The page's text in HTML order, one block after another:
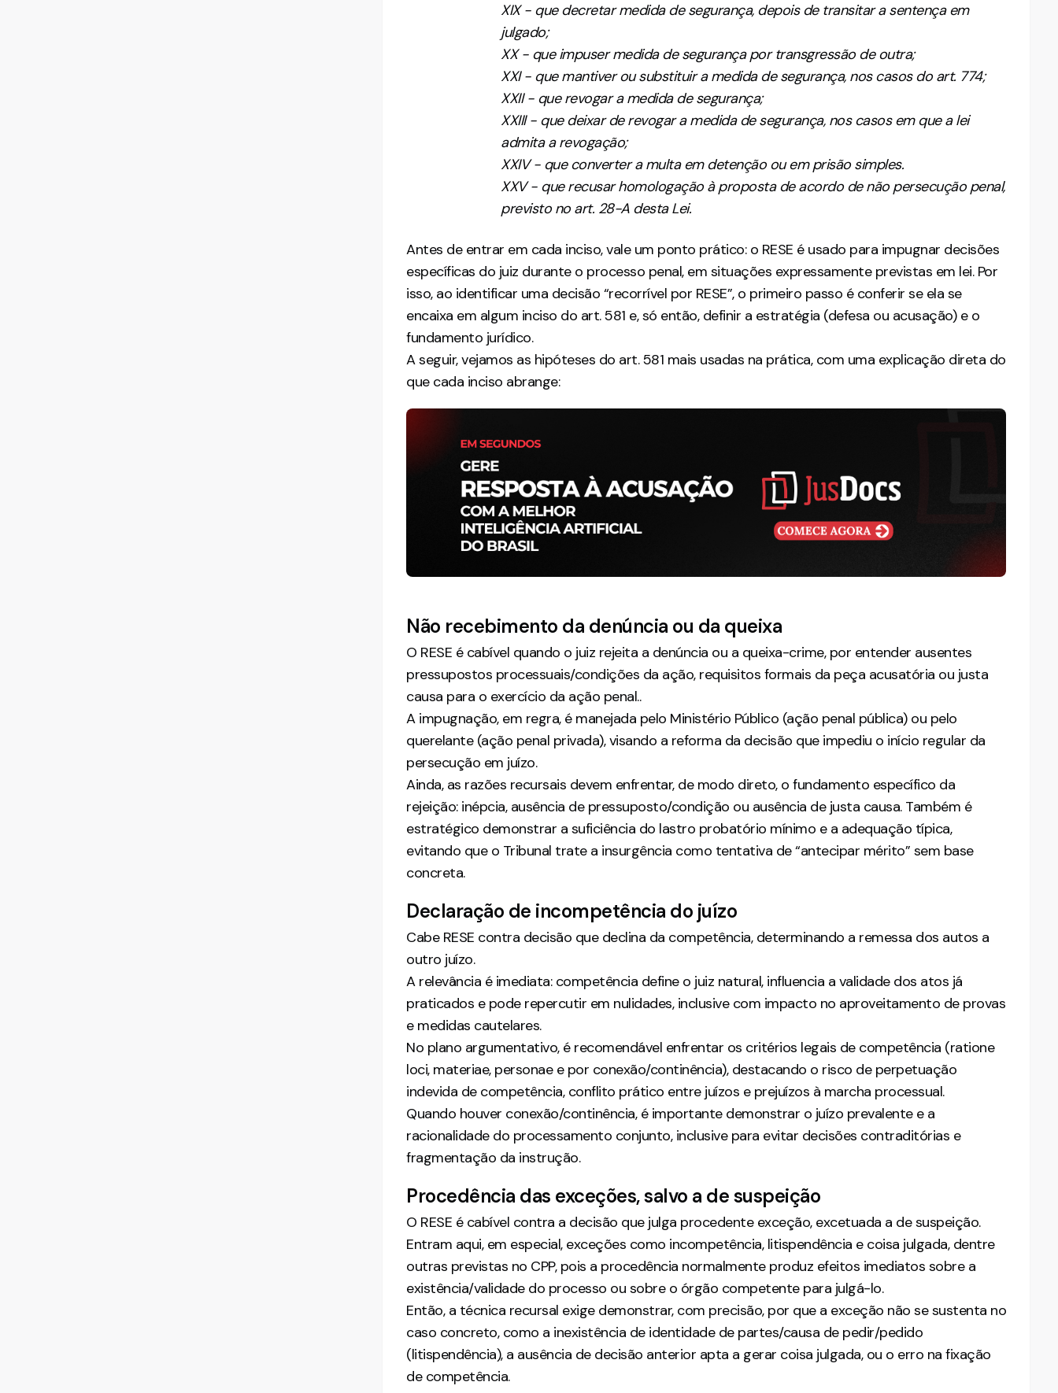
XIX - que decretar medida de segurança, depois de transitar a sentença em
julgado;
XX - que impuser medida de segurança por transgressão de outra;
XXI - que mantiver ou substituir a medida de segurança, nos casos do art. 774;
XXII - que revogar a medida de segurança;
XXIII - que deixar de revogar a medida de segurança, nos casos em que a lei
admita a revogação;
XXIV - que converter a multa em detenção ou em prisão simples.
XXV - que recusar homologação à proposta de acordo de não persecução penal,
previsto no art. 28-A desta Lei.
Antes de entrar em cada inciso, vale um ponto prático: o RESE é usado para impugnar decisões
específicas do juiz durante o processo penal, em situações expressamente previstas em lei. Por
isso, ao identificar uma decisão “recorrível por RESE”, o primeiro passo é conferir se ela se
encaixa em algum inciso do art. 581 e, só então, definir a estratégia (defesa ou acusação) e o
fundamento jurídico.
A seguir, vejamos as hipóteses do art. 581 mais usadas na prática, com uma explicação direta do
que cada inciso abrange:
Não recebimento da denúncia ou da queixa
O RESE é cabível quando o juiz rejeita a denúncia ou a queixa-crime, por entender ausentes
pressupostos processuais/condições da ação, requisitos formais da peça acusatória ou justa
causa para o exercício da ação penal..
A impugnação, em regra, é manejada pelo Ministério Público (ação penal pública) ou pelo
querelante (ação penal privada), visando a reforma da decisão que impediu o início regular da
persecução em juízo.
Ainda, as razões recursais devem enfrentar, de modo direto, o fundamento específico da
rejeição: inépcia, ausência de pressuposto/condição ou ausência de justa causa. Também é
estratégico demonstrar a suficiência do lastro probatório mínimo e a adequação típica,
evitando que o Tribunal trate a insurgência como tentativa de “antecipar mérito” sem base
concreta.
Declaração de incompetência do juízo
Cabe RESE contra decisão que declina da competência, determinando a remessa dos autos a
outro juízo.
A relevância é imediata: competência define o juiz natural, influencia a validade dos atos já
praticados e pode repercutir em nulidades, inclusive com impacto no aproveitamento de provas
e medidas cautelares.
No plano argumentativo, é recomendável enfrentar os critérios legais de competência (ratione
loci, materiae, personae e por conexão/continência), destacando o risco de perpetuação
indevida de competência, conflito prático entre juízos e prejuízos à marcha processual.
Quando houver conexão/continência, é importante demonstrar o juízo prevalente e a
racionalidade do processamento conjunto, inclusive para evitar decisões contraditórias e
fragmentação da instrução.
Procedência das exceções, salvo a de suspeição
O RESE é cabível contra a decisão que julga procedente exceção, excetuada a de suspeição.
Entram aqui, em especial, exceções como incompetência, litispendência e coisa julgada, dentre
outras previstas no CPP, pois a procedência normalmente produz efeitos imediatos sobre a
existência/validade do processo ou sobre o órgão competente para julgá-lo.
Então, a técnica recursal exige demonstrar, com precisão, por que a exceção não se sustenta no
caso concreto, como a inexistência de identidade de partes/causa de pedir/pedido
(litispendência), a ausência de decisão anterior apta a gerar coisa julgada, ou o erro na fixação
de competência.